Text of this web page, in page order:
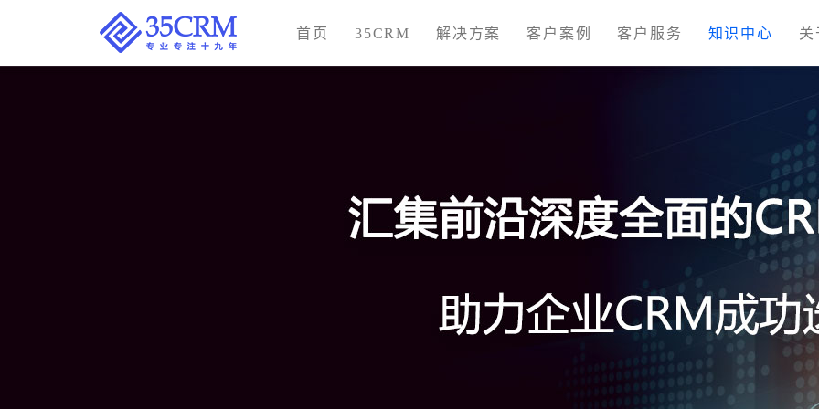
首页 35CRM 解决方案 客户案例 客户服务 知识中心 关